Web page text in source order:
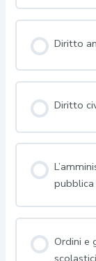
Diritto
Diritto
pubblica
Ordini e